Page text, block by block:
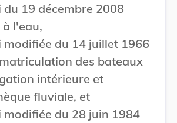
du 19 décembre 2008
l'eau,
modifiée du 14 juillet 1966
des bateaux
intérieure et
fluviale, et
modifiée du 28 juin 1984